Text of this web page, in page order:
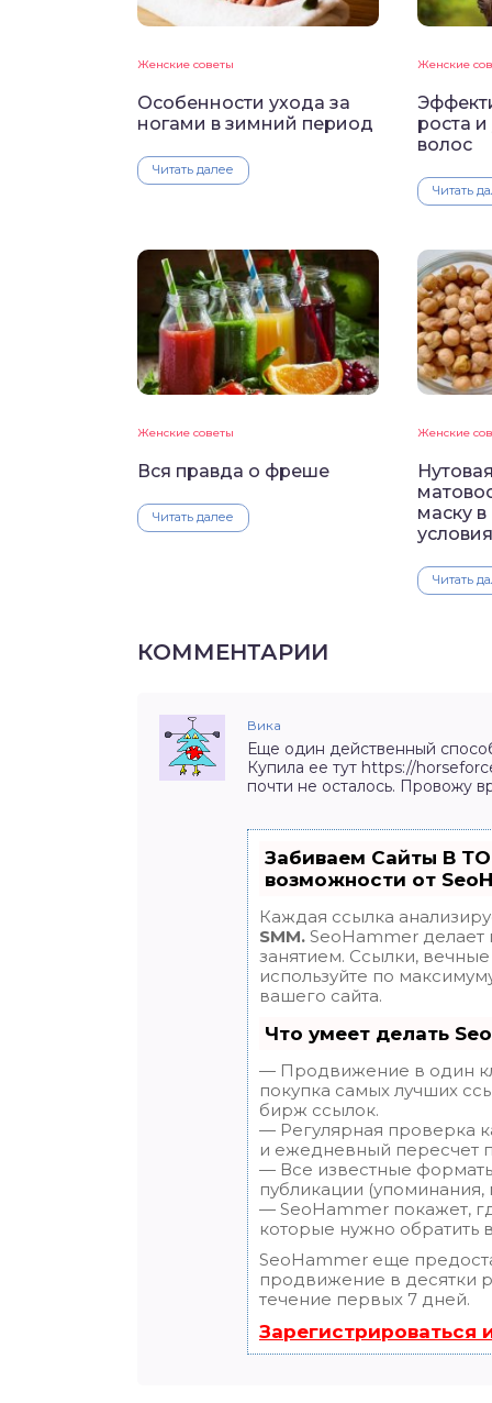
Женские советы
Особенности ухода за
ногами в зимний период
Читать далее
Женские
роста
волос
Читать
Женские советы
Вся правда о фреше
Читать далее
Женские
маску
Читать
КОММЕНТАРИИ
Вика
Еще один действенный
Купила ее тут https://
почти не осталось. Провожу
Забиваем Сайты В
возможности от
Каждая ссылка
SMM. SeoHammer
занятием. Ссылки,
используйте по
вашего сайта.
Что умеет делать
— Продвижение в один
покупка самых лучших
бирж ссылок.
— Регулярная проверка
и ежедневный пересчет
— Все известные
публикации (упоминания,
— SeoHammer покажет,
которые нужно обратить
SeoHammer еще
продвижение в десятки
течение первых 7 дней.
Зарегистрироваться